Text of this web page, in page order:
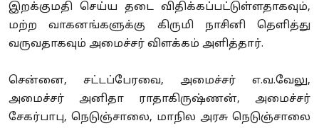
இறக்குமதி செய்ய தடை விதிக்கப்பட்டுள்ளதாகவும்,
மற்ற வாகனங்களுக்கு கிருமி நாசினி தெளித்து
வருவதாகவும் அமைச்சர் விளக்கம் அளித்தார்.
சென்னை, சட்டப்பேரவை, அமைச்சர் எ.வ.வேலு,
அமைச்சர் அனிதா ராதாகிருஷ்ணன், அமைச்சர்
சேகர்பாபு, நெடுஞ்சாலை, மாநில அரசு நெடுஞ்சாலை